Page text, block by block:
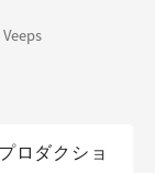
ロダクショ